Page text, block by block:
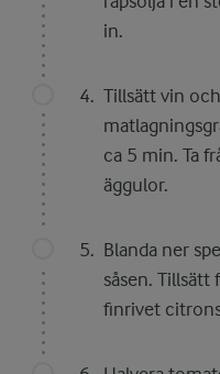
in.
Tillsätt vin
ca 5 min. Ta
äggulor.
Blanda ner
såsen.
finrivet